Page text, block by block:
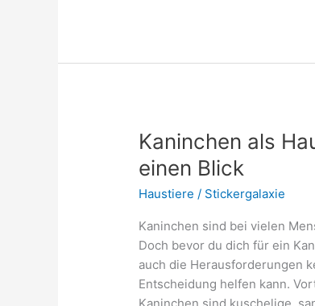
Kaninchen als
einen Blick
Haustiere / Stickergalaxie
Kaninchen sind bei vielen
Doch bevor du dich für ein
auch die Herausforderungen
Entscheidung helfen kann.